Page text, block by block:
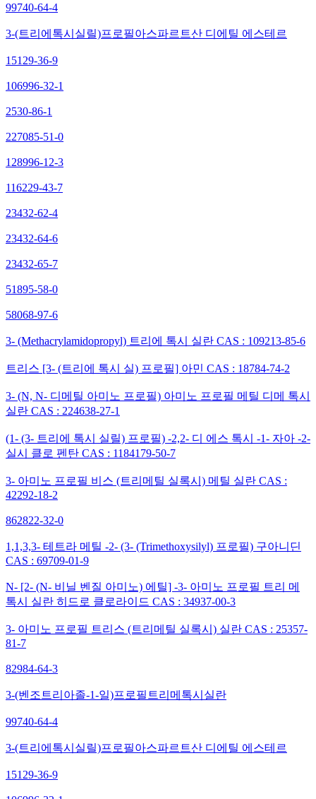
99740-64-4
3-(트리에톡시실릴)프로필아스파르트산 디에틸 에스테르
15129-36-9
106996-32-1
2530-86-1
227085-51-0
128996-12-3
116229-43-7
23432-62-4
23432-64-6
23432-65-7
51895-58-0
58068-97-6
3- (Methacrylamidopropyl) 트리에 톡시 실란 CAS : 109213-85-6
트리스 [3- (트리에 톡시 실) 프로필] 아민 CAS : 18784-74-2
3- (N, N- 디메틸 아미노 프로필) 아미노 프로필 메틸 디메 톡시
실란 CAS : 224638-27-1
(1- (3- 트리에 톡시 실릴) 프로필) -2,2- 디 에스 톡시 -1- 자아 -2-
실시 클로 펜탄 CAS : 1184179-50-7
3- 아미노 프로필 비스 (트리메틸 실록시) 메틸 실란 CAS :
42292-18-2
862822-32-0
1,1,3,3- 테트라 메틸 -2- (3- (Trimethoxysilyl) 프로필) 구아니딘
CAS : 69709-01-9
N- [2- (N- 비닐 벤질 아미노) 에틸] -3- 아미노 프로필 트리 메
톡시 실란 히드로 클로라이드 CAS : 34937-00-3
3- 아미노 프로필 트리스 (트리메틸 실록시) 실란 CAS : 25357-
81-7
82984-64-3
3-(벤조트리아졸-1-일)프로필트리메톡시실란
99740-64-4
3-(트리에톡시실릴)프로필아스파르트산 디에틸 에스테르
15129-36-9